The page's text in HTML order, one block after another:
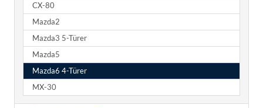
CX-80
Mazda2
Mazda3 5-Türer
Mazda5
Mazda6 4-Türer
MX-30